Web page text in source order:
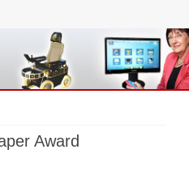
Award